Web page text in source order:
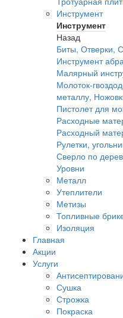
Инструмент
Инструмент
Назад
Биты, Отверки,
Инструмент
Малярный
Молоток-
металлу,
Пистолет для
Расходные
Расходный
Рулетки,
Сверло по
Уровни
Металл
Утеплители
Метизы
Топливные
Изоляция
Главная
Акции
Услуги
Сушка
Строжка
Покраска